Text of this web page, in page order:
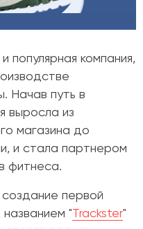
популярная компания,
Начав путь в
выросла из
магазина до
и стала партнером
фитнеса.
первой
"Trackster"